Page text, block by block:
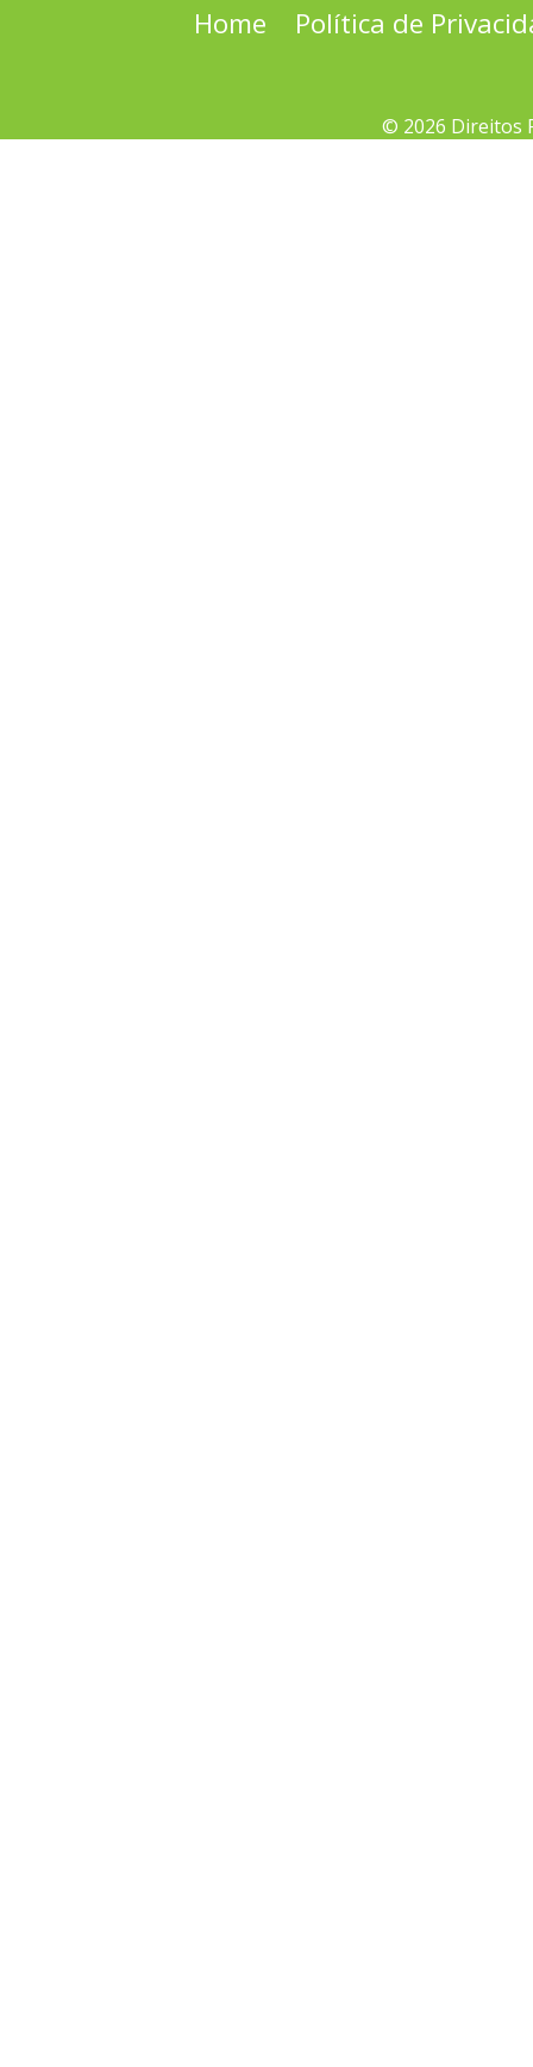
Home Política de
© 2026 Direitos